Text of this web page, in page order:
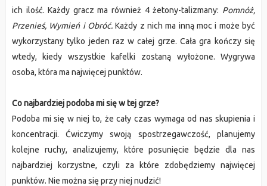
ich ilość. Każdy gracz ma również 4 żetony-talizmany: Pomnóż,
Przenieś, Wymień i Obróć.Każdy z nich ma inną moc i może być
wykorzystany tylko jeden raz w całej grze. Cała gra kończy się
wtedy, kiedy wszystkie kafelki zostaną wyłożone. Wygrywa
osoba, która ma najwięcej punktów.
Co najbardziej podoba mi się w tej grze?
Podoba mi się w niej to, że cały czas wymaga od nas skupienia i
koncentracji. Ćwiczymy swoją spostrzegawczość, planujemy
kolejne ruchy, analizujemy, które posunięcie będzie dla nas
najbardziej korzystne, czyli za które zdobędziemy najwięcej
punktów. Nie można się przy niej nudzić!